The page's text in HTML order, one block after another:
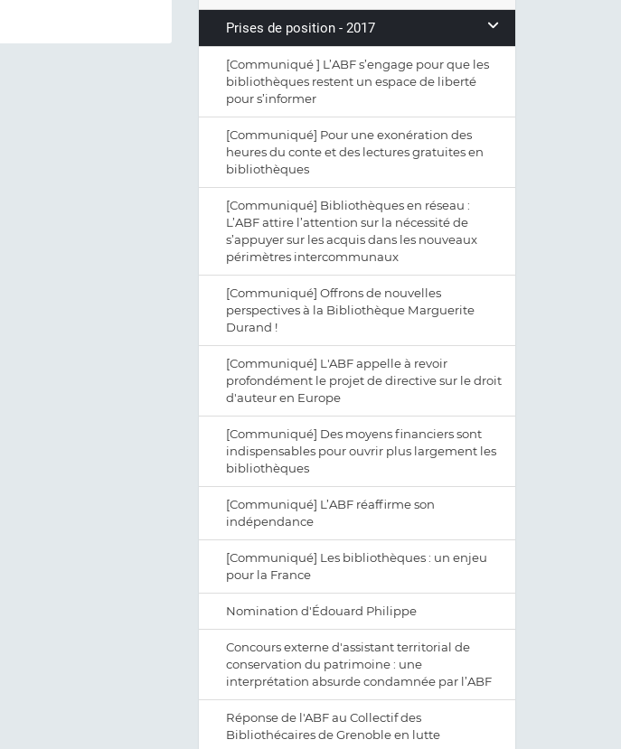
Prises de position - 2017
[Communiqué ] L’ABF s’engage pour que les
bibliothèques restent un espace de liberté
pour s’informer
[Communiqué] Pour une exonération des
heures du conte et des lectures gratuites en
bibliothèques
[Communiqué] Bibliothèques en réseau :
L’ABF attire l’attention sur la nécessité de
s’appuyer sur les acquis dans les nouveaux
périmètres intercommunaux
[Communiqué] Offrons de nouvelles
perspectives à la Bibliothèque Marguerite
Durand !
[Communiqué] L'ABF appelle à revoir
profondément le projet de directive sur le droit
d'auteur en Europe
[Communiqué] Des moyens financiers sont
indispensables pour ouvrir plus largement les
bibliothèques
[Communiqué] L’ABF réaffirme son
indépendance
[Communiqué] Les bibliothèques : un enjeu
pour la France
Nomination d'Édouard Philippe
Concours externe d'assistant territorial de
conservation du patrimoine : une
interprétation absurde condamnée par l’ABF
Réponse de l'ABF au Collectif des
Bibliothécaires de Grenoble en lutte